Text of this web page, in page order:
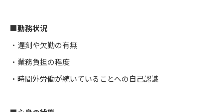
■勤務状況
・遅刻や欠勤の有無
・業務負担の程度
・時間外労働が続いていることへの自己認識